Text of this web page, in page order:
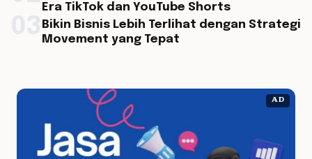
Era TikTok dan YouTube Shorts
Bikin Bisnis Lebih Terlihat dengan Strategi
Movement yang Tepat
AD